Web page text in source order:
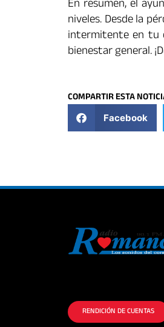
En resumen, el
niveles. Desde la
intermitente en tu
bienestar general.
COMPARTIR ESTA
Facebook
RENDICIÓN DE CUENTAS